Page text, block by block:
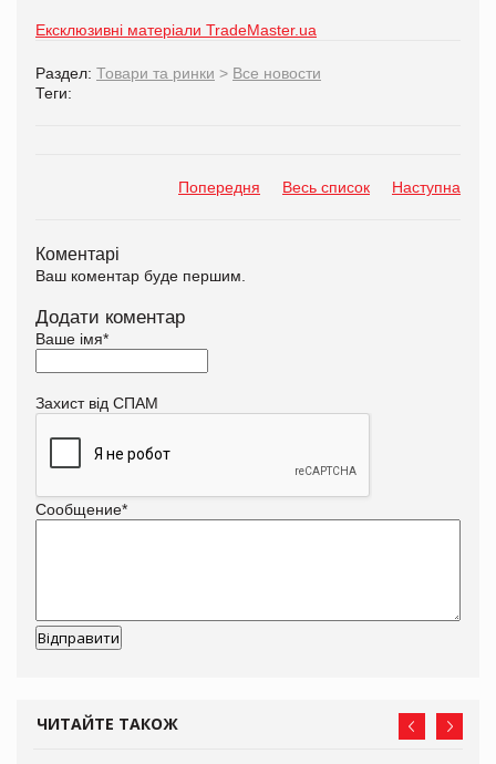
Ексклюзивні матеріали TradeMaster.ua
Раздел: Товари та ринки > Все новости
Теги:
Попередня Весь список Наступна
Коментарі
Ваш коментар буде першим.
Додати коментар
Ваше імя*
Захист від СПАМ
Сообщение*
ЧИТАЙТЕ ТАКОЖ